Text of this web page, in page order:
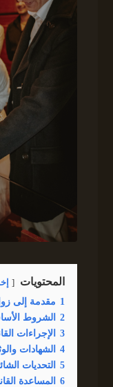
المحتويات
1 مقدمة إلى
2 الشروط
3 الإجراءات
4 الشهادات
5 التحديات
6 المساعدة